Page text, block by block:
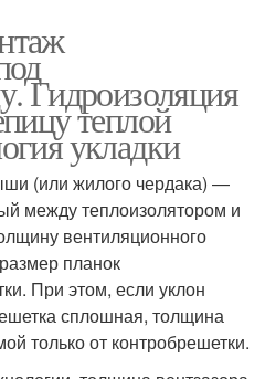
Гидроизоляция
теплой
укладки
(или жилого чердака) —
между теплоизолятором и
вентиляционного
планок
При этом, если уклон
сплошная, толщина
только от контробрешетки.